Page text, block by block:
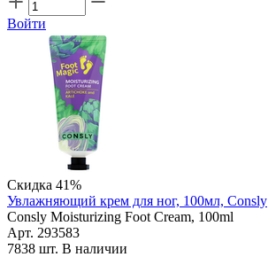
Войти
Скидка 41%
Увлажняющий крем для ног, 100мл, Consly
Consly Moisturizing Foot Cream, 100ml
Арт. 293583
7838 шт. В наличии